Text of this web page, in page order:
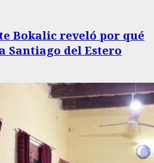
Bokalic reveló por qué
Santiago del Estero